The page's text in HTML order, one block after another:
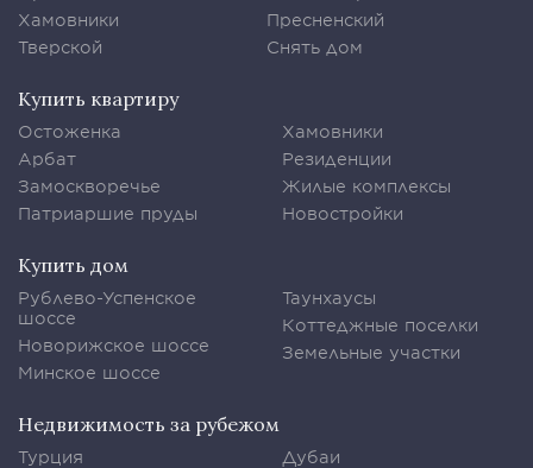
Хамовники
Тверской
Пресненский
Снять дом
Купить квартиру
Остоженка
Арбат
Замоскворечье
Патриаршие пруды
Хамовники
Резиденции
Жилые комплексы
Новостройки
Купить дом
Рублево-Успенское
шоссе
Новорижское шоссе
Минское шоссе
Таунхаусы
Коттеджные поселки
Земельные участки
Недвижимость за рубежом
Турция
Дубаи